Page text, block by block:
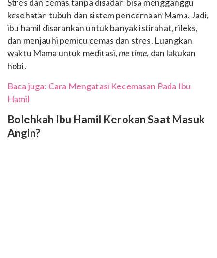
Stres dan cemas tanpa disadari bisa mengganggu
kesehatan tubuh dan sistem pencernaan Mama. Jadi,
ibu hamil disarankan untuk banyak istirahat, rileks,
dan menjauhi pemicu cemas dan stres. Luangkan
waktu Mama untuk meditasi,me time, dan lakukan
hobi.
Baca juga: Cara Mengatasi Kecemasan Pada Ibu
Hamil
Bolehkah Ibu Hamil Kerokan Saat Masuk
Angin?